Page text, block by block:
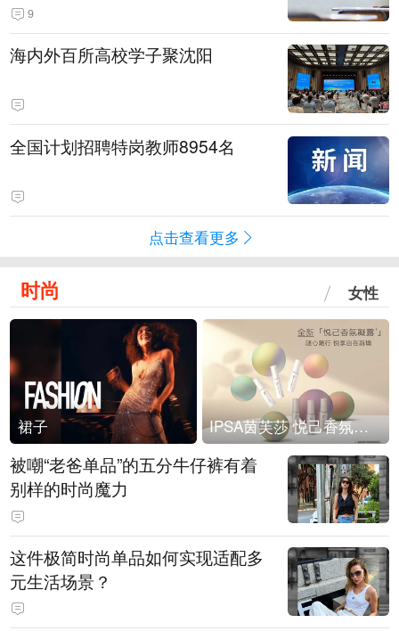
9
海内外百所高校学子聚沈阳
全国计划招聘特岗教师8954名
点击查看更多
时尚 女性
裙子 IPSA茵芙莎 悦己香氛凝露上市
被嘲“老爸单品”的五分牛仔裤有着
别样的时尚魔力
这件极简时尚单品如何实现适配多
元生活场景？